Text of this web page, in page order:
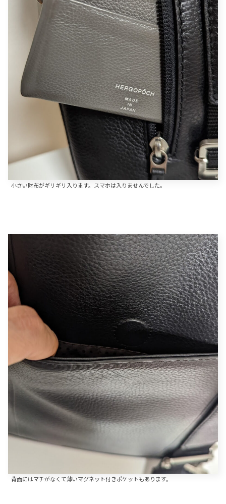
小さい財布がギリギリ入ります。スマホは入りませんでした。
背面にはマチがなくて薄いマグネット付きポケットもあります。